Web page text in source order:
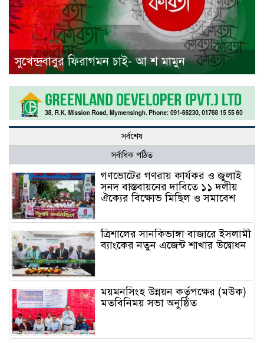
সুখেন্দ্রবাবুর ফিরাগমন চাই- আ শ মামুন
সর্বশেষ
সর্বাধিক পঠিত
গণভোটের গণরায় কার্যকর ও জুলাই
সনদ বাস্তবায়নের দাবিতে ১১ দলীয়
ঐক্যের বিক্ষোভ মিছিল ও সমাবেশ
ত্রিশালের সানকিভাঙ্গা বাজারে ইসলামী
ব্যাংকের নতুন এজেন্ট শাখার উদ্বোধন
ময়মনসিংহ উন্নয়ন কর্তৃপক্ষের (মউক)
মতবিনিময় সভা অনুষ্ঠিত